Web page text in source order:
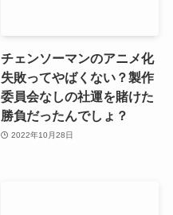
チェンソーマンのアニメ化
失敗ってやばくない？製作
委員会なしの社運を賭けた
勝負だったんでしょ？
2022年10月28日